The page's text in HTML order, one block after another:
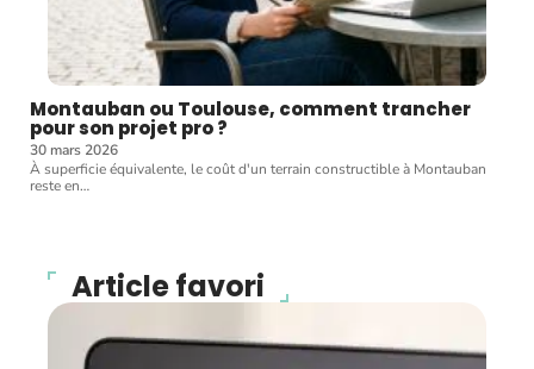
Montauban ou Toulouse, comment trancher
pour son projet pro ?
30 mars 2026
À superficie équivalente, le coût d'un terrain constructible à Montauban
reste en…
Article favori